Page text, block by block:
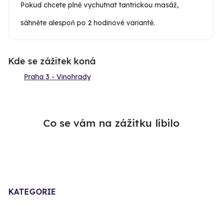
Pokud chcete plně vychutnat tantrickou masáž,
sáhněte alespoň po 2 hodinové variantě.
Kde se zážitek koná
Praha 3 - Vinohrady
Co se vám na zážitku líbilo
KATEGORIE